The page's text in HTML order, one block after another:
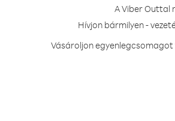
A Viber Outtal
Hívjon bármilyen -
Vásároljon